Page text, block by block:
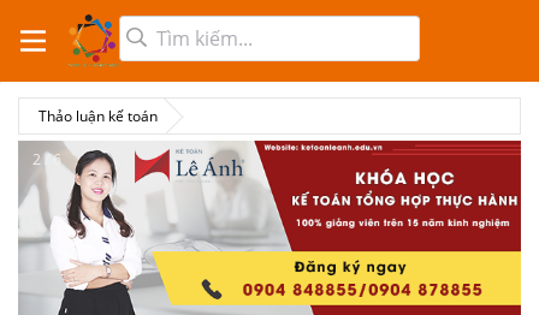
Thảo luận kế toán
2 / 6